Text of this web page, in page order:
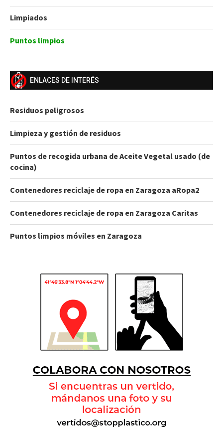
Limpiados
Puntos limpios
ENLACES DE INTERÉS
Residuos peligrosos
Limpieza y gestión de residuos
Puntos de recogida urbana de Aceite Vegetal usado (de
cocina)
Contenedores reciclaje de ropa en Zaragoza aRopa2
Contenedores reciclaje de ropa en Zaragoza Caritas
Puntos limpios móviles en Zaragoza